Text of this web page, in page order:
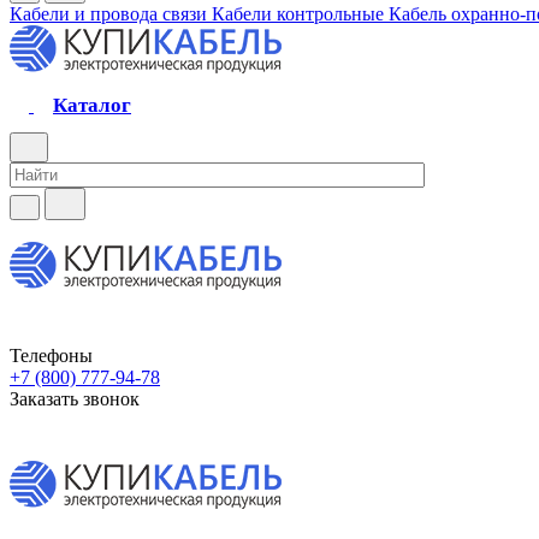
Кабели и провода связи Кабели контрольные Кабель охранно-
Каталог
Телефоны
+7 (800) 777-94-78
Заказать звонок